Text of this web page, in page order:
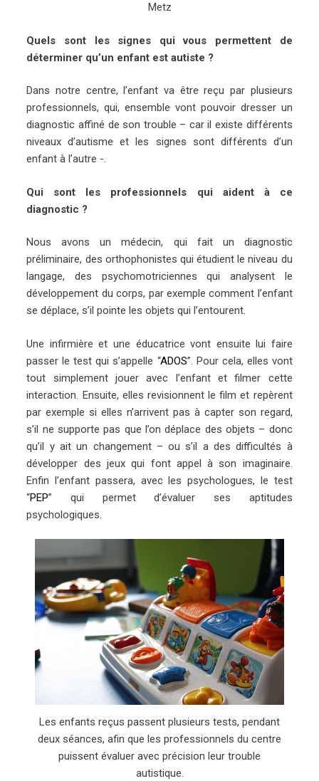
Metz
Quels sont les signes qui vous permettent de
déterminer qu’un enfant est autiste ?
Dans notre centre, l’enfant va être reçu par plusieurs
professionnels, qui, ensemble vont pouvoir dresser un
diagnostic affiné de son trouble – car il existe différents
niveaux d’autisme et les signes sont différents d’un
enfant à l’autre -.
Qui sont les professionnels qui aident à ce
diagnostic ?
Nous avons un médecin, qui fait un diagnostic
préliminaire, des orthophonistes qui étudient le niveau du
langage, des psychomotriciennes qui analysent le
développement du corps, par exemple comment l’enfant
se déplace, s’il pointe les objets qui l’entourent.
Une infirmière et une éducatrice vont ensuite lui faire
passer le test qui s’appelle “ADOS”. Pour cela, elles vont
tout simplement jouer avec l’enfant et filmer cette
interaction. Ensuite, elles revisionnent le film et repèrent
par exemple si elles n’arrivent pas à capter son regard,
s’il ne supporte pas que l’on déplace des objets – donc
qu’il y ait un changement – ou s’il a des difficultés à
développer des jeux qui font appel à son imaginaire.
Enfin l’enfant passera, avec les psychologues, le test
“PEP” qui permet d’évaluer ses aptitudes
psychologiques.
Les enfants reçus passent plusieurs tests, pendant
deux séances, afin que les professionnels du centre
puissent évaluer avec précision leur trouble
autistique.